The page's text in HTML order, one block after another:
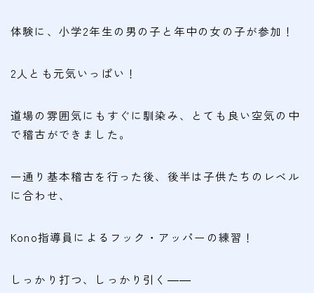
清須市の道場
無料体験
入会申込
塾長より
安全への取り組み
体験に、小学2年生の男の子と年中の女の子が参加！
2人とも元気いっぱい！
道場の雰囲気にもすぐに馴染み、とても良い空気の中
で稽古ができました。
一通り基本稽古を行った後、後半は子供たちのレベル
に合わせ、
Kono指導員によるフック・アッパーの練習！
しっかり打つ、しっかり引く――